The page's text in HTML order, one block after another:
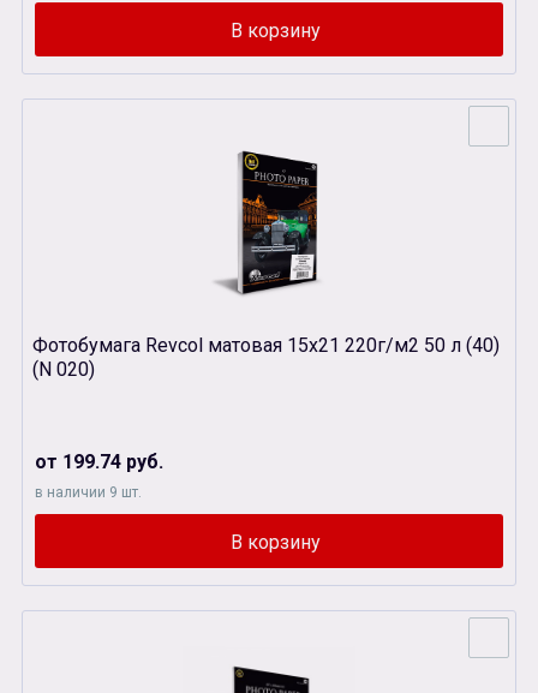
Фотобумага Revcol матовая 15х21 220г/м2 50 л (40)
(N 020)
от 199.74 руб.
в наличии 9 шт.